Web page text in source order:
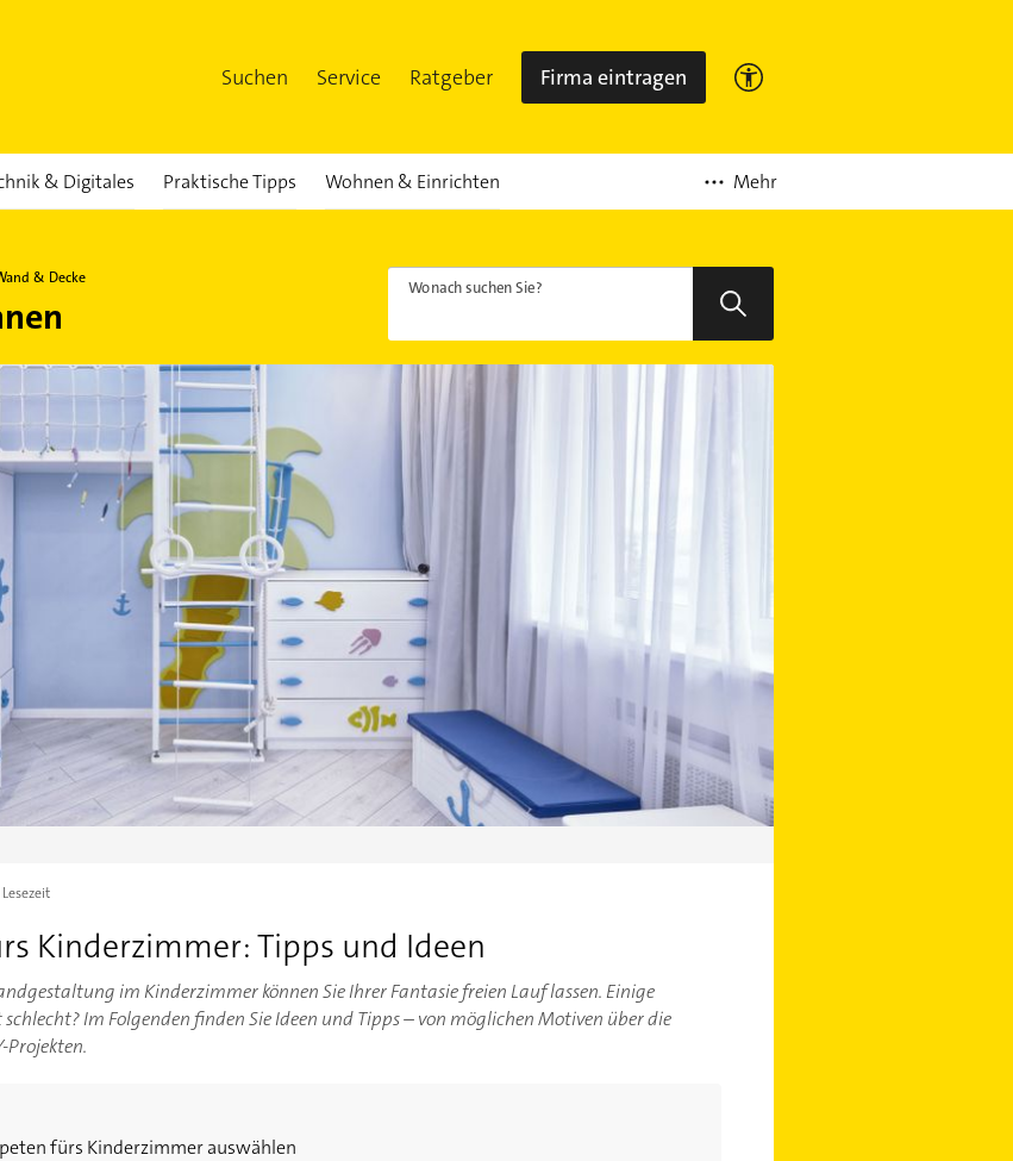
Suchen Service Ratgeber Firma eintragen
& Digitales Praktische Tipps Wohnen & Einrichten Mehr
& Decke Wonach suchen Sie?
Lesezeit
Kinderzimmer: Tipps und Ideen
im Kinderzimmer können Sie Ihrer Fantasie freien Lauf lassen. Einige
Im Folgenden finden Sie Ideen und Tipps – von möglichen Motiven über die
Projekten.
fürs Kinderzimmer auswählen